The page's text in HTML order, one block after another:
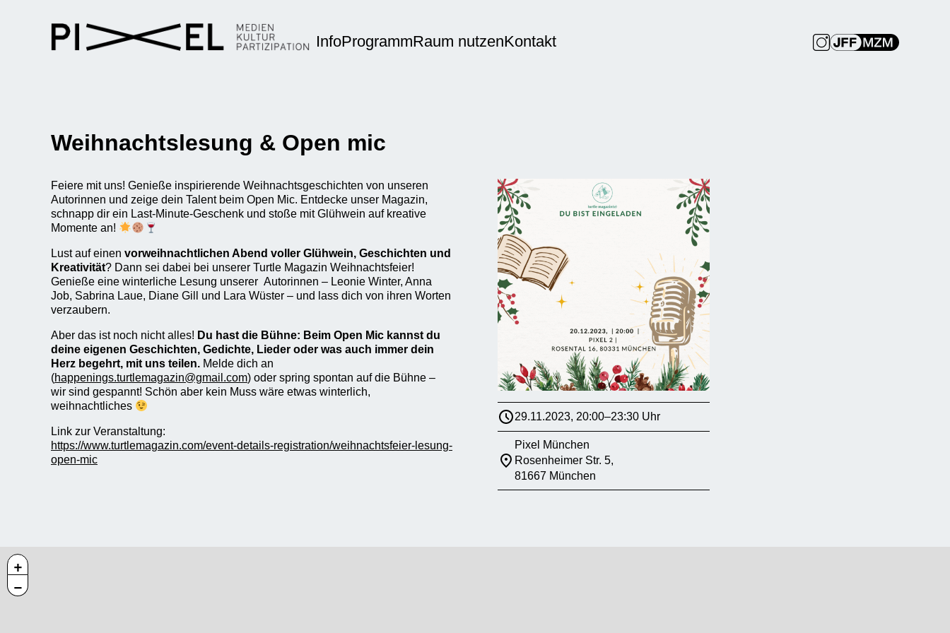
InfoProgrammRaum nutzenKontakt
Weihnachtslesung & Open mic
Feiere mit uns! Genieße inspirierende Weihnachtsgeschichten von unseren
Autorinnen und zeige dein Talent beim Open Mic. Entdecke unser Magazin,
schnapp dir ein Last-Minute-Geschenk und stoße mit Glühwein auf kreative
Momente an!
Lust auf einen vorweihnachtlichen Abend voller Glühwein, Geschichten und
Kreativität? Dann sei dabei bei unserer Turtle Magazin Weihnachtsfeier!
Genieße eine winterliche Lesung unserer Autorinnen – Leonie Winter, Anna
Job, Sabrina Laue, Diane Gill und Lara Wüster – und lass dich von ihren Worten
verzaubern.
Aber das ist noch nicht alles! Du hast die Bühne: Beim Open Mic kannst du
deine eigenen Geschichten, Gedichte, Lieder oder was auch immer dein
Herz begehrt, mit uns teilen. Melde dich an
(happenings.turtlemagazin@gmail.com) oder spring spontan auf die Bühne –
wir sind gespannt! Schön aber kein Muss wäre etwas winterlich,
weihnachtliches
Link zur Veranstaltung:
https://www.turtlemagazin.com/event-details-registration/weihnachtsfeier-lesung-
open-mic
29.11.2023, 20:00–23:30 Uhr
Pixel München
Rosenheimer Str. 5,
81667 München
+
−